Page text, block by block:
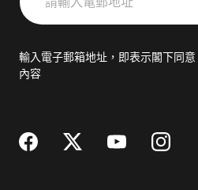
輸
郵
輸入電子郵箱地址，即表示閣下同意
內容